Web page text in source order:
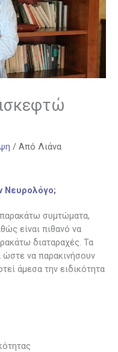
/ Από Λιάνα
Νευρολόγο;
συμτώματα,
είναι πιθανό να
διαταραχές. Τα
ώστε να παρακινήσουν
άμεσα την ειδικότητα